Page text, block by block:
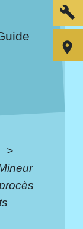
>
build
room